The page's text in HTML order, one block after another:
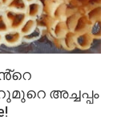
അച്ചപ്പം